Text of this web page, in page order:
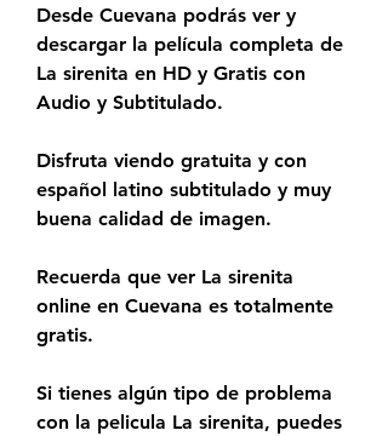
Desde Cuevana podrás ver y
descargar la película completa de
La sirenita en HD y Gratis con
Audio y Subtitulado.
Disfruta viendo gratuita y con
español latino subtitulado y muy
buena calidad de imagen.
Recuerda que ver La sirenita
online en Cuevana es totalmente
gratis.
Si tienes algún tipo de problema
con la pelicula La sirenita, puedes